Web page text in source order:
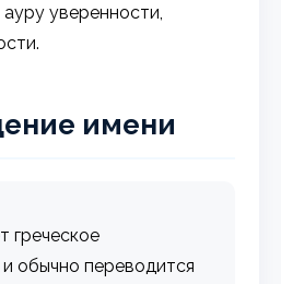
уверенности,
имени
греческое
обычно переводится